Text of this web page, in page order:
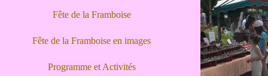
Fête de la Framboise
Fête de la Framboise en images
Programme et Activités